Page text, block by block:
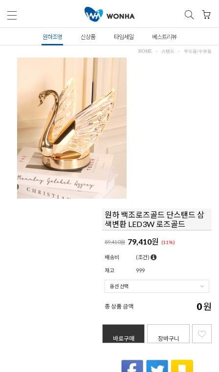
원하조명 신상품 타임세일 베스트리뷰
HOME 스탠드 무드등/수유등
원하 백조로즈골드 단스탠드 삼
색변환 LED3W 로즈골드
89,410원 79,410원 (11 %)
배송비 (조건)
재고 999
총 상품 금액 0원
바로구매 장바구니